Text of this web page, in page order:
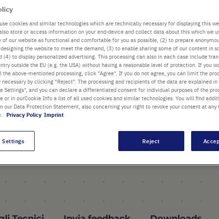
µl
La punta UltraPoint®
contribuisce a prevenire la
ritenzione del campione
Fissaggio universale. Un
puntale per tutte le pipette! Il
collare del puntale è
progettato per adattarsi a
tutte le pipette più diffuse.
cookies and similar technologies which are technically necessary for displaying this
store or access information on your end-device and collect data about this which we
of our website as functional and comfortable for you as possible, (2) to prepare
the website to meet the demand, (3) to enable sharing some of our content in
(4) to display personalized advertising. This processing can also in each case include
outside the EU (e.g. the USA) without having a reasonable level of protection. If you
the above-mentioned processing, click "Agree". If you do not agree, you can limit the
by clicking "Reject". The processing and recipients of the data are explained
Settings", and you can declare a differentiated consent for individual purposes of the
or in ourCookie Info a list of all used cookies and similar technologies. You will find
our Data Protection Statement, also concerning your right to revoke your consent at
Privacy Policy Imprint
Settings Reject